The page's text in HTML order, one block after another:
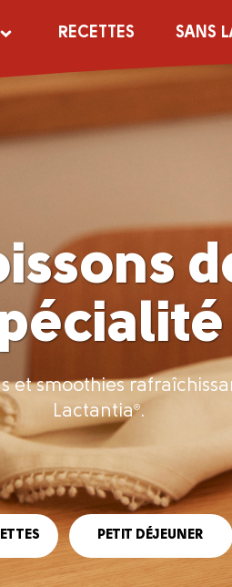
RECETTES SANS
et smoothies
Lactantia®.
PETIT DÉJEUNER
et
à la crème
Sans lactose
Sans gluten
Végétarien
TOUT EFFACER